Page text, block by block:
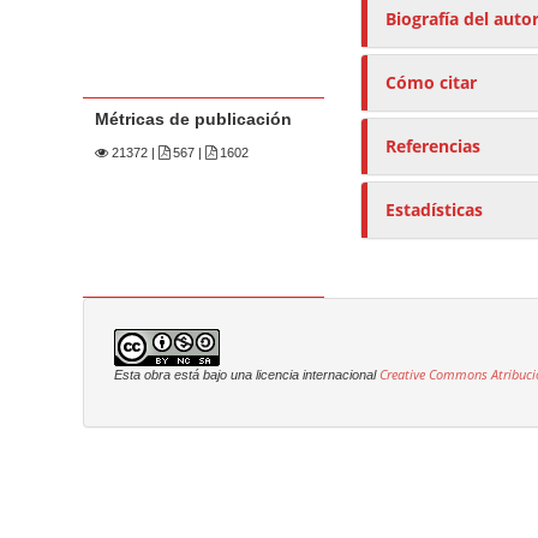
Métricas de publicación
21372| 567 | 1602
Biografía del
Cómo citar
Referencias
Estadísticas
Esta obra está bajo una licencia internacional Creative Commons